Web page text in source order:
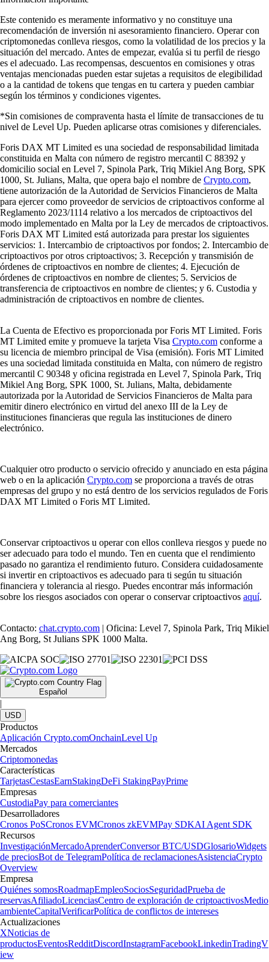
Este contenido es meramente informativo y no constituye una
recomendación de inversión ni asesoramiento financiero. Operar con
criptomonedas conlleva riesgos, como la volatilidad de los precios y la
situación del mercado. Antes de empezar, evalúa si tu perfil de riesgo
es el adecuado. Las recompensas, descuentos en comisiones y otras
ventajas mencionadas pueden estar sujetas a requisitos de elegibilidad
o a la cantidad de tokens que tengas en tu cartera y pueden cambiar
según los términos y condiciones vigentes.
*Sin comisiones de compraventa hasta el límite de transacciones de tu
nivel de Level Up. Pueden aplicarse otras comisiones y diferenciales.
Foris DAX MT Limited es una sociedad de responsabilidad limitada
constituida en Malta con número de registro mercantil C 88392 y
domicilio social en Level 7, Spinola Park, Triq Mikiel Ang Borg, SPK
1000, St. Julians, Malta, que opera bajo el nombre de Crypto.com,
tiene autorización de la Autoridad de Servicios Financieros de Malta
para ejercer como proveedor de servicios de criptoactivos conforme al
Reglamento 2023/1114 relativo a los mercados de criptoactivos del
modo implementado en Malta por la Ley de mercados de criptoactivos.
Foris DAX MT Limited está autorizada para prestar los siguientes
servicios: 1. Intercambio de criptoactivos por fondos; 2. Intercambio de
criptoactivos por otros criptoactivos; 3. Recepción y transmisión de
órdenes de criptoactivos en nombre de clientes; 4. Ejecución de
órdenes de criptoactivos en nombre de clientes; 5. Servicios de
transferencia de criptoactivos en nombre de clientes; y 6. Custodia y
administración de criptoactivos en nombre de clientes.
La Cuenta de Efectivo es proporcionada por Foris MT Limited. Foris
MT Limited emite y promueve la tarjeta Visa Crypto.com conforme a
su licencia de miembro principal de Visa (emisión). Foris MT Limited
es una sociedad limitada constituida en Malta, con número de registro
mercantil C 90348 y oficina registrada en Level 7, Spinola Park, Triq
Mikiel Ang Borg, SPK 1000, St. Julians, Malta, debidamente
autorizada por la Autoridad de Servicios Financieros de Malta para
emitir dinero electrónico en virtud del anexo III de la Ley de
instituciones financieras que regula las instituciones de dinero
electrónico.
Cualquier otro producto o servicio ofrecido y anunciado en esta página
web o en la aplicación Crypto.com se proporciona a través de otras
empresas del grupo y no está dentro de los servicios regulados de Foris
DAX MT Limited o Foris MT Limited.
Conservar criptoactivos u operar con ellos conlleva riesgos y puede no
ser adecuado para todo el mundo. Ten en cuenta que el rendimiento
pasado no garantiza el rendimiento futuro. Considera cuidadosamente
si invertir en criptoactivos es adecuado para ti según tu situación
financiera y tolerancia al riesgo. Puedes encontrar más información
sobre los riesgos asociados con operar o conservar criptoactivos aquí.
Contacto: chat.crypto.com | Oficina: Level 7, Spinola Park, Triq Mikiel
Ang Borg, St Julians SPK 1000 Malta.
Español
|
USD
Productos
Aplicación Crypto.comOnchainLevel Up
Mercados
Criptomonedas
Características
TarjetasCestasEarnStakingDeFi StakingPayPrime
Empresas
CustodiaPay para comerciantes
Desarrolladores
Cronos PoSCronos EVMCronos zkEVMPay SDKAI Agent SDK
Recursos
InvestigaciónMercadoAprenderConversor BTC/USDGlosarioWidgets
de preciosBot de TelegramPolítica de reclamacionesAsistenciaCrypto
Overview
Empresa
Quiénes somosRoadmapEmpleoSociosSeguridadPrueba de
reservasAfiliadoLicenciasCentro de exploración de criptoactivosMedio
ambienteCapitalVerificarPolítica de conflictos de intereses
Actualizaciones
XNoticias de
productosEventosRedditDiscordInstagramFacebookLinkedinTradingV
iew